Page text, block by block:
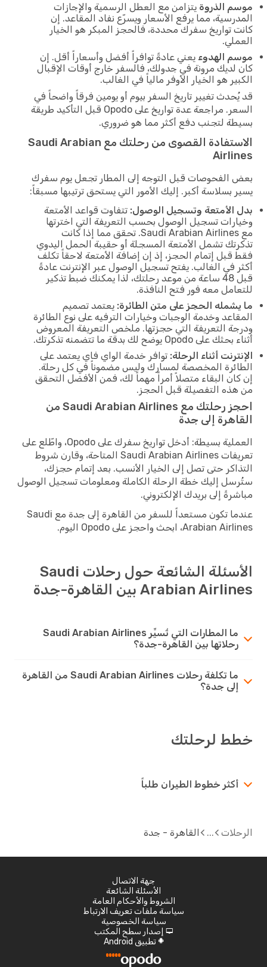
موسم الذروة يتزامن مع العطل الرسمية والإجازات
المدرسية، مما يرفع الأسعار ويسرّع نفاد المقاعد. إن
كانت تواريخ سفرك محددة، فالحجز المبكر هو الخيار
العملي.
موسم الهدوء يعني عادةً توافراً أفضل وأسعاراً أقل. إن
كان لديك مرونة في جدولك، فالسفر خارج أوقات الإقبال
الكبير هو الخيار الأوفر مالياً في الغالب.
قد يُحدث تغيير تاريخ السفر بيوم أو يومين فرقاً واضحاً في
السعر. مراجعة عدة تواريخ على Opodo قبل التأكيد طريقة
بسيطة لتجنب دفع أكثر مما هو ضروري.
الاستفادة القصوى من رحلتك مع Saudi Arabian
Airlines
بعض الفحوصات قبل التوجه إلى المطار تجعل يوم سفرك
يسير بسلاسة أكبر. إليك الأمور التي يستحق ترتيبها مسبقاً:
بدل الأمتعة وتسجيل الوصول: تتفاوت قواعد الأمتعة
وخيارات تسجيل الوصول بحسب التعريفة التي اخترتها
مع Saudi Arabian Airlines. تحقق مما إذا كانت
تذكرتك تشمل الأمتعة المسجلة أو حقيبة الحمل اليدوي
فقط قبل إتمام الحجز، إذ إن إضافة الأمتعة لاحقاً تكلف
أكثر في الغالب. يفتح تسجيل الوصول عبر الإنترنت عادةً
قبل 48 ساعة من موعد رحلتك، لذا يمكنك ضبط تذكير
للتعامل معه فور فتح النافذة.
ما يشمله الحجز على متن الطائرة: يعتمد تصميم
المقاعد وخدمة الوجبات وخيارات الترفيه على نوع الطائرة
ودرجة التعريفة التي حجزتها. ملخص التعريفة المعروض
أثناء بحثك على Opodo يوضح لك بدقة ما تتضمنه تذكرتك.
الإنترنت أثناء الرحلة: توافر خدمة الواي فاي يعتمد على
الطائرة المخصصة لمسارك وليس مضموناً في كل رحلة.
إن كان البقاء متصلاً أمراً مهماً لك، فمن الأفضل التحقق
من هذه التفصيلة قبل الحجز.
احجز رحلتك مع Saudi Arabian Airlines من
القاهرة إلى جدة
العملية بسيطة: أدخل تواريخ سفرك على Opodo، واطّلع على
تعريفات Saudi Arabian Airlines المتاحة، وقارن شروط
التذاكر حتى تصل إلى الخيار الأنسب. بعد إتمام حجزك،
ستُرسل إليك خطة الرحلة الكاملة ومعلومات تسجيل الوصول
مباشرةً إلى بريدك الإلكتروني.
عندما تكون مستعداً للسفر من القاهرة إلى جدة مع Saudi
Arabian Airlines، ابحث واحجز على Opodo اليوم.
الأسئلة الشائعة حول رحلات Saudi
Arabian Airlines بين القاهرة-جدة
ما المطارات التي تُسيِّر Saudi Arabian Airlines
رحلاتها بين القاهرة-جدة؟
ما تكلفة رحلات Saudi Arabian Airlines من القاهرة
إلى جدة؟
خطط لرحلتك
أكثر خطوط الطيران طلباً
الرحلات القاهرة - جدة
جهة الاتصال
الأسئلة الشائعة
الشروط والأحكام العامة
سياسة ملفات تعريف الارتباط
سياسة الخصوصية
d إصدار سطح المكتب
A تطبيق Android